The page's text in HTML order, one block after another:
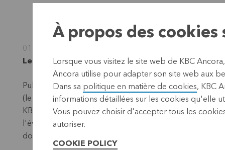
01 février 2023
Leuven, 1 février 2023 (17.40 CET)
Publication conformément aux exigences de la loi sur
(le "dénominateur") – situation au 31 janvier 2023.
KBC Ancora publie chaque mois sur son site web et
l'évolution du nombre total de titres avec droit de
données ont changé au cours du mois précédent.
À propos des cookies
Lorsque vous visitez le site web de KBC
Ancora utilise pour adapter son site web aux
Dans sa politique en matière de cookies, KBC
informations détaillées sur les cookies qu'elle
Vous pouvez choisir d'accepter tous les
autoriser.
COOKIE POLICY